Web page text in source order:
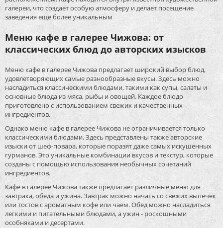
галереи, что создает особую атмосферу и делает посещение
заведения еще более уникальным
Меню кафе в галерее Чижова: от
классических блюд до авторских изысков
Меню кафе в галерее Чижова предлагает широкий выбор блюд,
удовлетворяющих самые разнообразные вкусы. Здесь можно
насладиться классическими блюдами, такими как супы, салаты и
основные блюда из мяса, рыбы и овощей. Каждое блюдо
приготовлено с использованием свежих и качественных
ингредиентов.
Однако меню кафе в галерее Чижова не ограничивается только
классическими блюдами. Здесь представлены также авторские
изыски от шеф-повара, которые поразят даже самых искушенных
гурманов. Это уникальные комбинации вкусов и текстур, которые
созданы с помощью использования необычных сочетаний
ингредиентов.
Кафе в галерее Чижова также предлагает различные меню для
завтрака, обеда и ужина. Завтрак можно начать со свежих выпечек
или тостов с ароматным кофе или чаем. Обед можно насладиться
легкими и питательными блюдами, а ужин - роскошными
особняками и десертами.